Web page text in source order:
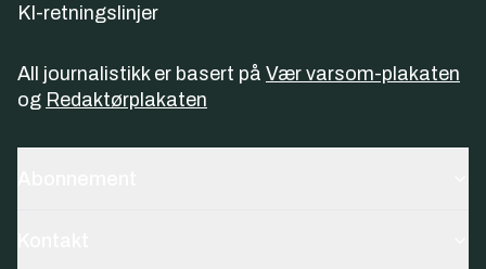
KI-retningslinjer
All journalistikk er basert på Vær varsom-plakaten
og Redaktørplakaten